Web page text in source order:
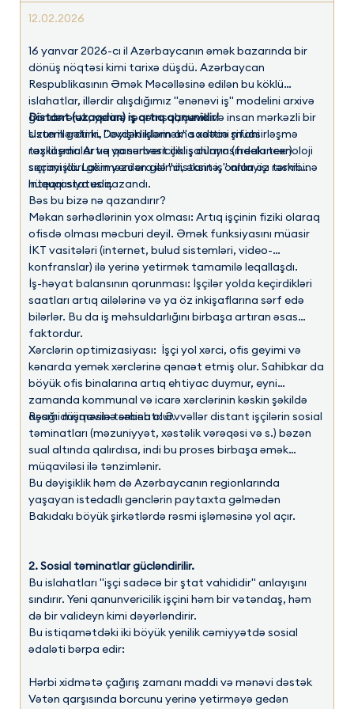
12.02.2026
16 yanvar 2026-cı il Azərbaycanın əmək bazarında bir
dönüş nöqtəsi kimi tarixə düşdü. Azərbaycan
Respublikasının Əmək Məcəlləsinə edilən bu köklü
islahatlar, illərdir alışdığımız "ənənəvi iş" modelini arxivə
göndərərək, yerinə rəqəmsal, çevik və insan mərkəzli bir
sistem gətirir. Dəyişikliklərin ana xəttini müasirləşmə
təşkil edir. Artıq qanunvericilik iş dünyasındakı texnoloji
sıçrayışları görməzdən gəlmir, əksinə, onları öz tərkibinə
inteqrasiya edir.
Distant (uzaqdan) iş artıq qanunidir!
Uzun illərdir ki, "evdən işləmək" sadəcə şifahi
razılaşmalar və ya sərbəst çalışanların (freelancer)
seçimi idi. Lakin yeni era ilə "distant iş" anlayışı rəsmi
hüquqi status qazandı.
Bəs bu bizə nə qazandırır?
Məkan sərhədlərinin yox olması: Artıq işçinin fiziki olaraq
ofisdə olması məcburi deyil. Əmək funksiyasını müasir
İKT vasitələri (internet, bulud sistemləri, video-
konfranslar) ilə yerinə yetirmək tamamilə leqallaşdı.
İş-həyat balansının qorunması: İşçilər yolda keçirdikləri
saatları artıq ailələrinə və ya öz inkişaflarına sərf edə
bilərlər. Bu da iş məhsuldarlığını birbaşa artıran əsas
faktordur.
Xərclərin optimizasiyası: İşçi yol xərci, ofis geyimi və
kənarda yemək xərclərinə qənaət etmiş olur. Sahibkar da
böyük ofis binalarına artıq ehtiyac duymur, eyni
zamanda kommunal və icarə xərclərinin kəskin şəkildə
aşağı düşməsinə səbəb olur.
Rəsmi müqavilə təminatı: Əvvəllər distant işçilərin sosial
təminatları (məzuniyyət, xəstəlik vərəqəsi və s.) bəzən
sual altında qalırdısa, indi bu proses birbaşa əmək
müqaviləsi ilə tənzimlənir.
Bu dəyişiklik həm də Azərbaycanın regionlarında
yaşayan istedadlı gənclərin paytaxta gəlmədən
Bakıdakı böyük şirkətlərdə rəsmi işləməsinə yol açır.
2. Sosial təminatlar gücləndirilir.
Bu islahatları "işçi sadəcə bir ştat vahididir" anlayışını
sındırır. Yeni qanunvericilik işçini həm bir vətəndaş, həm
də bir valideyn kimi dəyərləndirir.
Bu istiqamətdəki iki böyük yenilik cəmiyyətdə sosial
ədaləti bərpa edir:
Hərbi xidmətə çağırış zamanı maddi və mənəvi dəstək
Vətən qarşısında borcunu yerinə yetirməyə gedən